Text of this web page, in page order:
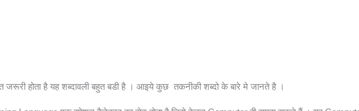
होता है यह शब्‍दावली बहुत बडी है । आइये कुछ तकनीकी शब्दो के बारे मे जानते है ।